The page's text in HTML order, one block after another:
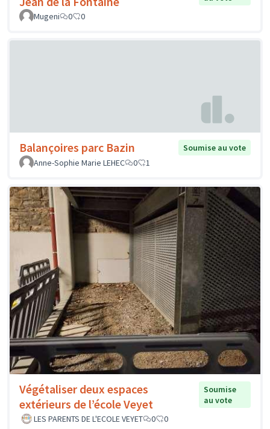
Mugeni
0 0
Balançoires parc Bazin
Soumise au vote
Anne-Sophie Marie LEHEC
0 1
Végétaliser deux espaces
extérieurs de l’école Veyet
Soumise
au vote
LES PARENTS DE L'ECOLE VEYET
0 0